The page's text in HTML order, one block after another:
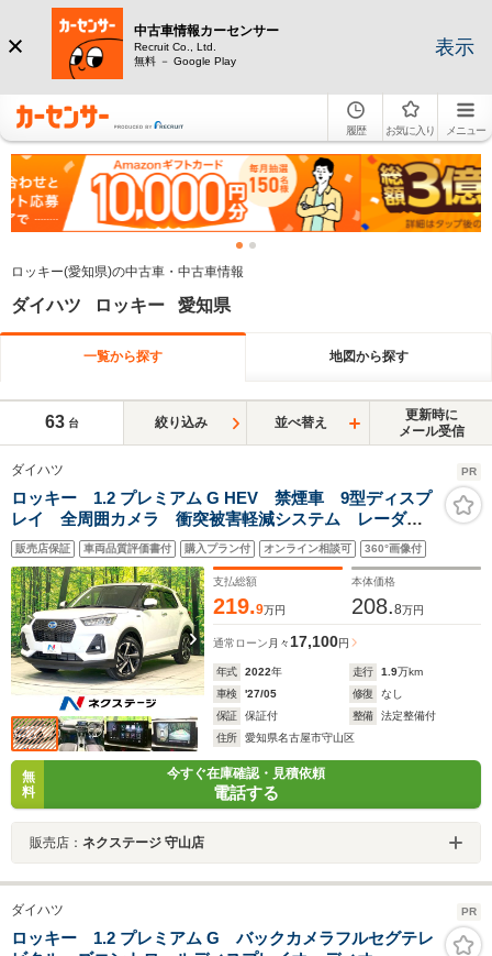
中古車情報カーセンサー
Recruit Co., Ltd.
無料 － Google Play
表示
履歴 お気に入り メニュー
ロッキー(愛知県)の中古車・中古車情報
ダイハツ ロッキー 愛知県
一覧から探す 地図から探す
63 台 絞り込み 並べ替え
更新時に
メール受信
ダイハツ PR
ロッキー 1.2 プレミアム G HEV 禁煙車 9型ディスプ
レイ 全周囲カメラ 衝突被害軽減システム レーダー
クルーズ ハーフレザー シートヒーター ドラレコ
コーナーセンサー LEDヘッド ETC 純正17インチア
ルミ 車線逸脱警報
販売店保証 車両品質評価書付 購入プラン付 オンライン相談可 360°画像付
支払総額
219.9万円
本体価格
208.8万円
通常ローン 月々17,100円
年式 2022年 走行 1.9万km
車検
'27/05 修復
なし
保証
保証付 整備
法定整備付
住所
愛知県名古屋市守山区
無
料
今すぐ在庫確認・見積依頼
電話する
販売店： ネクステージ 守山店
ダイハツ PR
ロッキー 1.2 プレミアム G バックカメラフルセグテレ